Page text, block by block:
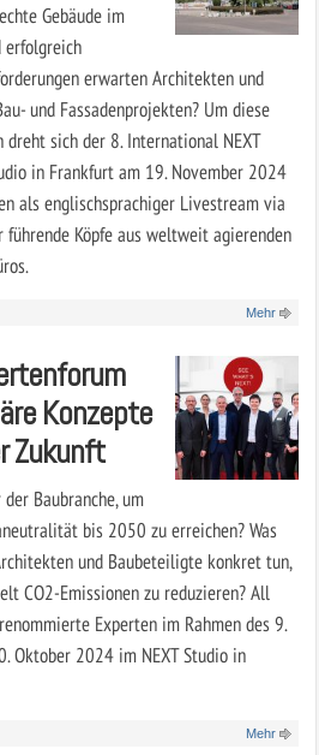
Gebäude im
erfolgreich
erwarten Architekten und
und Fassadenprojekten? Um diese
sich der 8. International NEXT
in Frankfurt am 19. November 2024
als englischsprachiger Livestream via
Köpfe aus weltweit agierenden
Mehr
Konzepte
Zukunft
Baubranche, um
bis 2050 zu erreichen? Was
und Baubeteiligte konkret tun,
CO2-Emissionen zu reduzieren? All
Experten im Rahmen des 9.
Oktober 2024 im NEXT Studio in
Mehr